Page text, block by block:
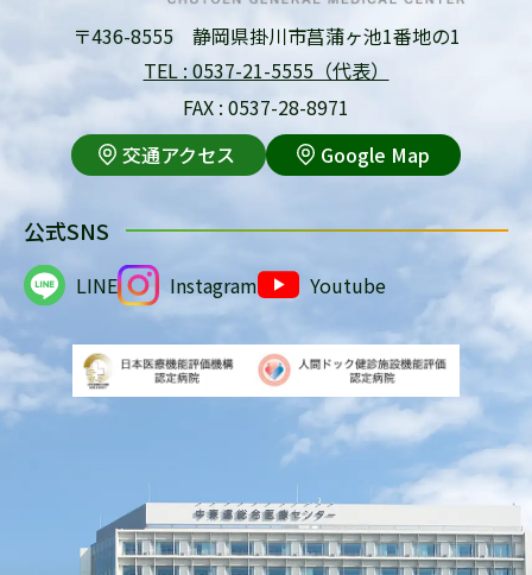
〒436-8555 静岡県掛川市菖蒲ヶ池1番地の1
TEL : 0537-21-5555（代表）
FAX : 0537-28-8971
交通アクセス
Google Map
公式SNS
LINE Instagram Youtube